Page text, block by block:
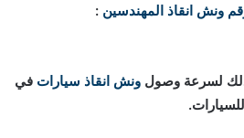
ونش انقاذ المهندسين :
لسرعة وصول ونش انقاذ سيارات في
للسيارات.